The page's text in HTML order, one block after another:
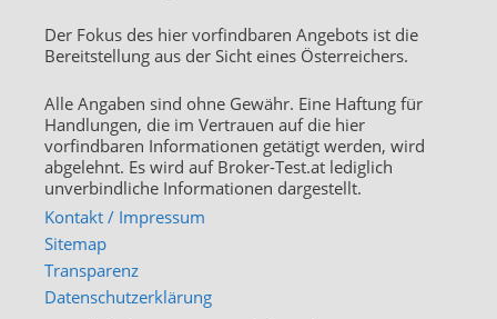
Der Fokus des hier vorfindbaren Angebots ist die
Bereitstellung aus der Sicht eines Österreichers.
Alle Angaben sind ohne Gewähr. Eine Haftung für
Handlungen, die im Vertrauen auf die hier
vorfindbaren Informationen getätigt werden, wird
abgelehnt. Es wird auf Broker-Test.at lediglich
unverbindliche Informationen dargestellt.
Kontakt / Impressum
Sitemap
Transparenz
Datenschutzerklärung